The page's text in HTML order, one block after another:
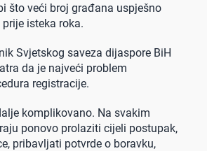
što veći broj građana uspješno
isteka roka.
Svjetskog saveza dijaspore BiH
da je najveći problem
registracije.
komplikovano. Na svakim
ponovo prolaziti cijeli postupak,
pribavljati potvrde o boravku,